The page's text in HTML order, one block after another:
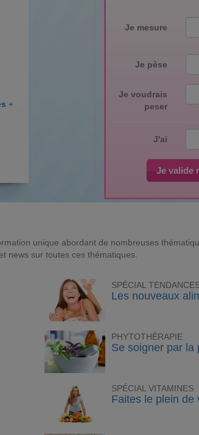
Je mesure
Je pèse
Je voudrais
peser
J'ai
Je valide
+
unique abordant de nombreuses
news sur toutes ces thématiques.
SPÉCIAL
Les nouveaux
PHYTOTHÉRAPIE
Se soigner par la
SPÉCIAL VITAMINES
Faites le plein de